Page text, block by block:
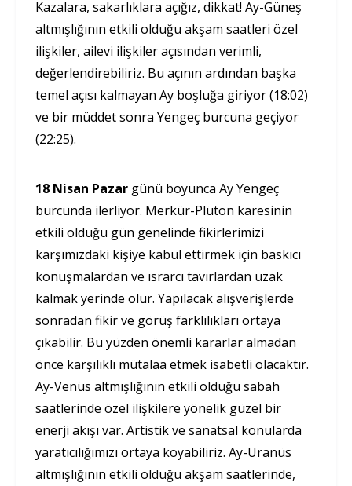
Kazalara, sakarlıklara açığız, dikkat! Ay-Güneş
altmışlığının etkili olduğu akşam saatleri özel
ilişkiler, ailevi ilişkiler açısından verimli,
değerlendirebiliriz. Bu açının ardından başka
temel açısı kalmayan Ay boşluğa giriyor (18:02)
ve bir müddet sonra Yengeç burcuna geçiyor
(22:25).
18 Nisan Pazar günü boyunca Ay Yengeç
burcunda ilerliyor. Merkür-Plüton karesinin
etkili olduğu gün genelinde fikirlerimizi
karşımızdaki kişiye kabul ettirmek için baskıcı
konuşmalardan ve ısrarcı tavırlardan uzak
kalmak yerinde olur. Yapılacak alışverişlerde
sonradan fikir ve görüş farklılıkları ortaya
çıkabilir. Bu yüzden önemli kararlar almadan
önce karşılıklı mütalaa etmek isabetli olacaktır.
Ay-Venüs altmışlığının etkili olduğu sabah
saatlerinde özel ilişkilere yönelik güzel bir
enerji akışı var. Artistik ve sanatsal konularda
yaratıcılığımızı ortaya koyabiliriz. Ay-Uranüs
altmışlığının etkili olduğu akşam saatlerinde,